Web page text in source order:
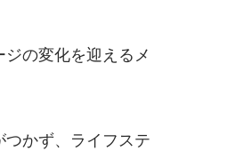
の変化を迎えるメ
かず、ライフステ